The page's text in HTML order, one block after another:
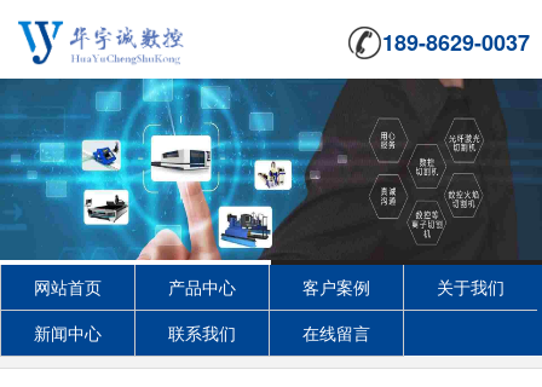
189-8629-0037
网站首页 产品中心 客户案例
关于我们
新闻中心
联系我们 在线留言